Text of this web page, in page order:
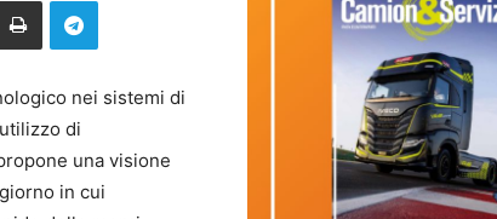
nei sistemi di
di
una visione
in cui